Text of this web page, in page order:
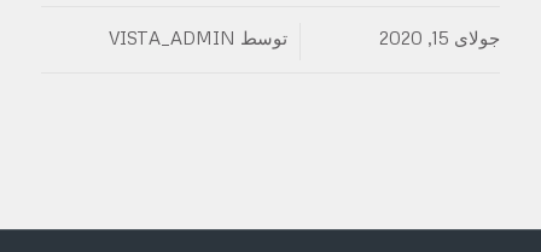
جولای 15, 2020 / توسط VISTA_ADMIN